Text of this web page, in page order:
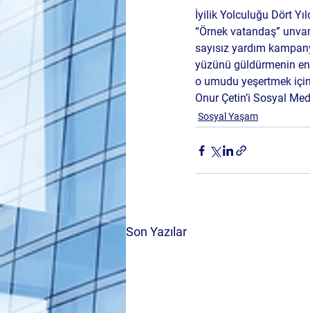
İyilik Yolculuğu Dört
“Örnek vatandaş”
sayısız yardım
yüzünü güldürmenin
o umudu yeşertmek için
Onur Çetin’i Sosyal
Sosyal Yaşam
Son Yazılar